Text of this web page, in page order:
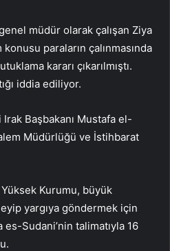
müdür olarak çalışan Ziya
paraların çalınmasında
kararı çıkarılmıştı.
iddia ediliyor.
Başbakanı Mustafa el-
Müdürlüğü ve İstihbarat
Kurumu, büyük
yargıya göndermek için
Sudani’nin talimatıyla 16